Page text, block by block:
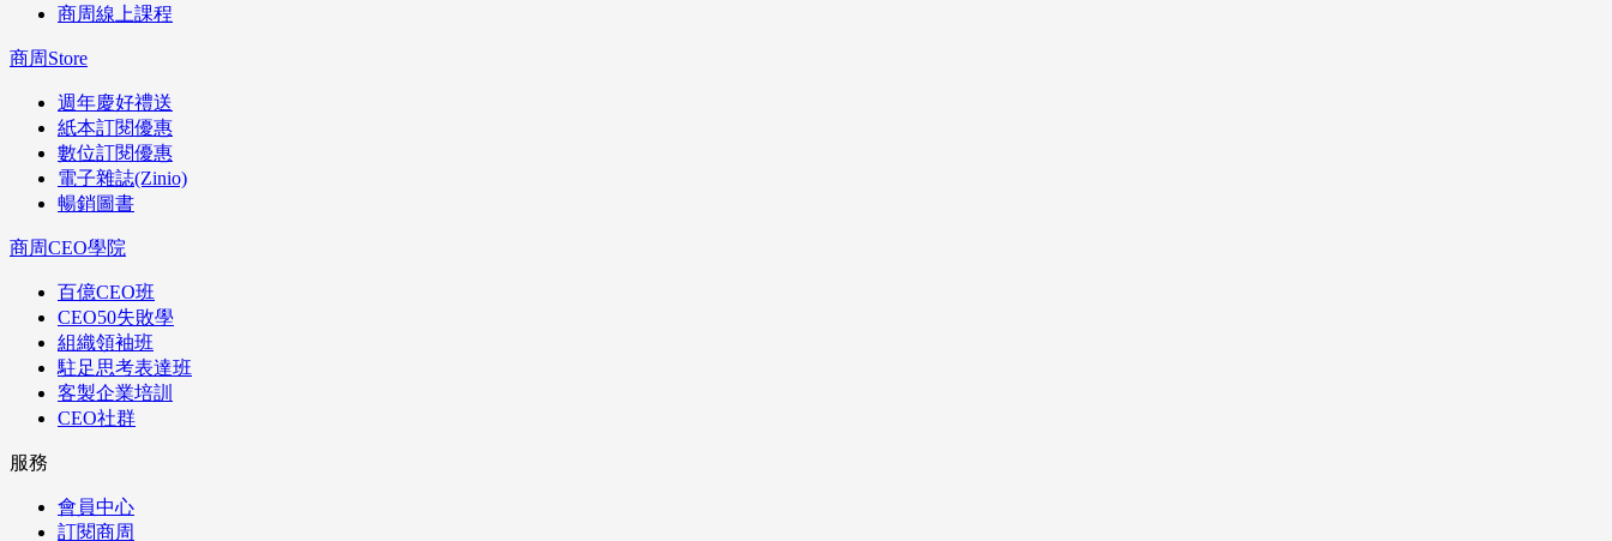
商周線上課程
商周Store
週年慶好禮送
紙本訂閱優惠
數位訂閱優惠
電子雜誌(Zinio)
暢銷圖書
商周CEO學院
百億CEO班
CEO50失敗學
組織領袖班
駐足思考表達班
客製企業培訓
CEO社群
服務
會員中心
訂閱商周